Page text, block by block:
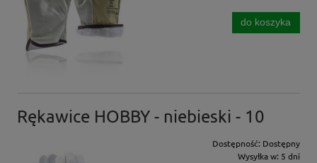
do koszyka
Rękawice HOBBY - niebieski - 10
Dostępność: Dostępny
Wysyłka w: 5 dni